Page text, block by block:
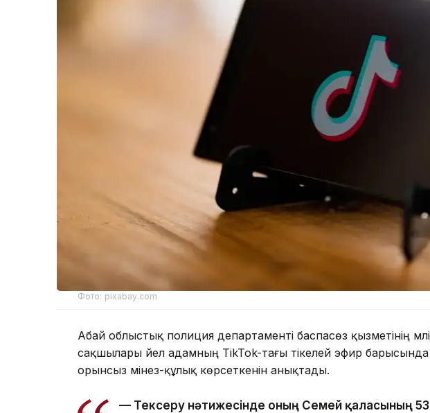
Фото: pixabay.com
Абай облыстық полиция департаменті баспасөз қызметінің
сақшылары әйел адамның TikTok-тағы тікелей эфир
орынсыз мінез-құлық көрсеткенін анықтады.
— Тексеру нәтижесінде оның Семей қаласының